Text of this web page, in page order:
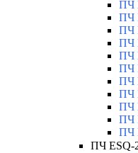
ПЧ
ПЧ
ПЧ
ПЧ
ПЧ
ПЧ
ПЧ
ПЧ
ПЧ
ПЧ
ПЧ
ПЧ ESQ-